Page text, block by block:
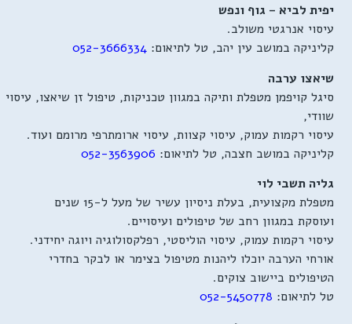
יפית לביא – גוף ונפש
עיסוי אנרגטי משולב.
קליניקה במושב עין יהב, טל לתיאום: 052-3666334
שיאצו ערבה
סיגל קויפמן מטפלת ותיקה במגוון טכניקות, טיפול זן שיאצו, עיסוי
שוודי,
עיסוי רקמות עמוק, עיסוי קצוות, עיסוי ארומתרפי מרומם ועוד.
קליניקה במושב חצבה, טל לתיאום: 052-3563906
גליה תשבי לוי
מטפלת מקצועית, בעלת ניסיון עשיר של מעל ל-15 שנים
ועוסקת במגוון רחב של טיפולים ועיסויים.
עיסוי רקמות עמוק, עיסוי הוליסטי, רפלקסולוגיה ויוגה יחידני.
אורחי הערבה יוכלו ליהנות מטיפול בצימר או לבקר בחדרי
הטיפולים ביישוב צוקים.
טל לתיאום: 052-5450778